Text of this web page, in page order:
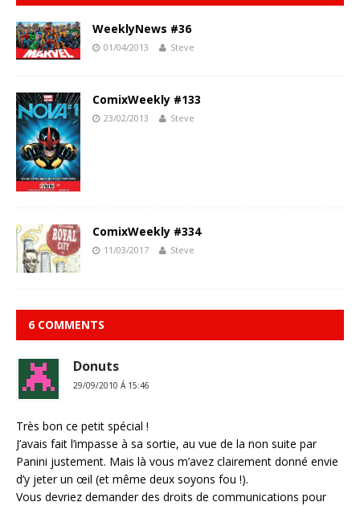
WeeklyNews #36
01/04/2013 Steve
ComixWeekly #133
23/02/2013 Steve
ComixWeekly #334
11/03/2017 Steve
6 COMMENTS
Donuts
29/09/2010 Á 15:46
Très bon ce petit spécial !
J’avais fait l’impasse à sa sortie, au vue de la non suite par
Panini justement. Mais là vous m’avez clairement donné envie
d’y jeter un œil (et même deux soyons fou !).
Vous devriez demander des droits de communications pour